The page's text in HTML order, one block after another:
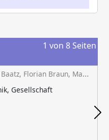
1 von 8 Seiten
Christian Baatz, Florian Braun, Martin Düchs, Kira Meyer, Karl Christoph Reinmuth, Moritz Riemann (Hg.)
Gesellschaft